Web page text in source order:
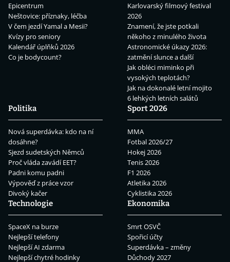
Epicentrum
Neštovice: příznaky, léčba
V čem jezdí Yamal a Mesii?
Kvízy pro seniory
Kalendář úplňků 2026
Co je bodycount?
Karlovarský filmový festival
2026
Znamení, že jste potkali
někoho z minulého života
Astronomické úkazy 2026:
zatmění slunce a další
Jak obléci miminko při
vysokých teplotách?
Jak na dokonalé letní mojito
6 lehkých letních salátů
Politika
Nová superdávka: kdo na ní
dosáhne?
Sjezd sudetských Němců
Proč vláda zavádí EET?
Padni komu padni
Výpověď z práce vzor
Divoký kačer
Sport 2026
MMA
Fotbal 2026/27
Hokej 2026
Tenis 2026
F1 2026
Atletika 2026
Cyklistika 2026
Technologie
SpaceX na burze
Nejlepší telefony
Nejlepší AI zdarma
Nejlepší chytré hodinky
Ekonomika
Smrt OSVČ
Spořicí účty
Superdávka – změny
Důchody 2027